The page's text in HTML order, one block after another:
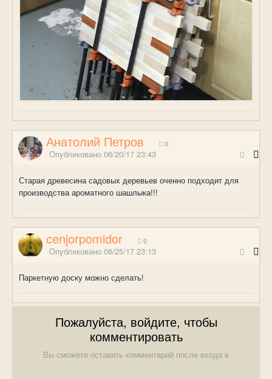
Анатолий Петров 0
Опубликовано 06/20/17 23:43
Старая древесина садовых деревьев оченно подходит для
производства ароматного шашлыка!!!
cenjorpomidor 0
Опубликовано 06/25/17 23:13
Паркетную доску можно сделать!
Пожалуйста, войдите, чтобы
комментировать
Вы сможете оставить комментарий после входа в